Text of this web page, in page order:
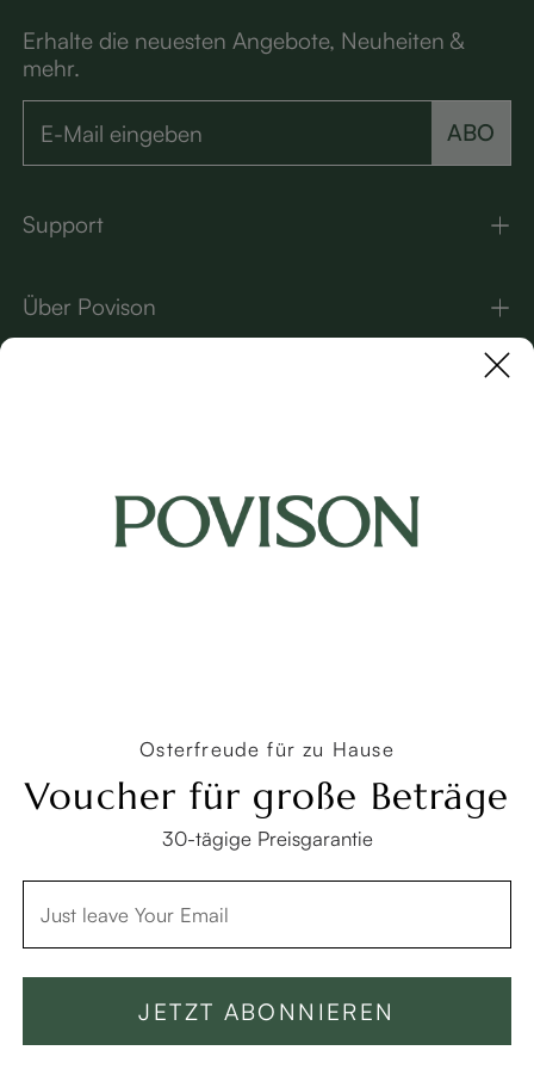
Jetzt kaufen In den Warenkorb -3299 €
Erhalte die neuesten Angebote, Neuheiten &
mehr.
ABO
Support
Über Povison
UNSERE MARKEN
Osterfreude für zu Hause
Voucher für große Beträge
30-tägige Preisgarantie
JETZT ABONNIEREN